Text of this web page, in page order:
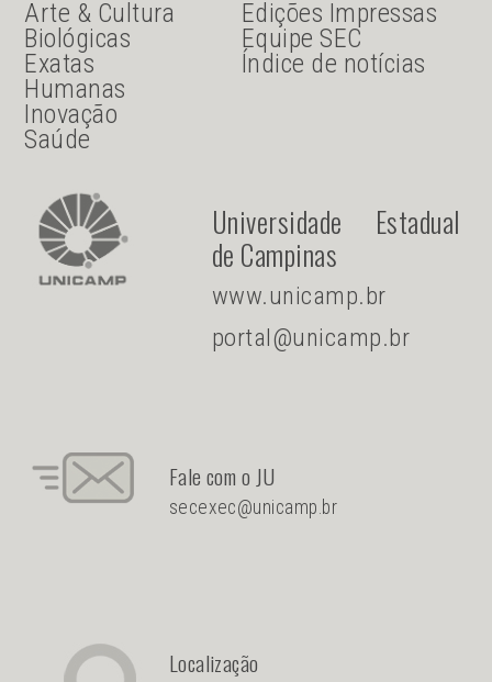
JU Menu acesso rápido
Arte & Cultura
Biológicas
Exatas
Humanas
Inovação
Saúde
JU menu sanduiche
Edições Impressas
Equipe SEC
Índice de notícias
Universidade Estadual
de Campinas
www.unicamp.br
portal@unicamp.br
Fale com o JU
secexec@unicamp.br
Localização